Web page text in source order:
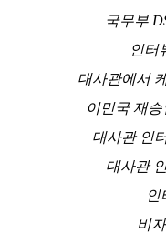
국무부
인터
대사관에서
이민국 재승
대사관 인
대사관
인
비